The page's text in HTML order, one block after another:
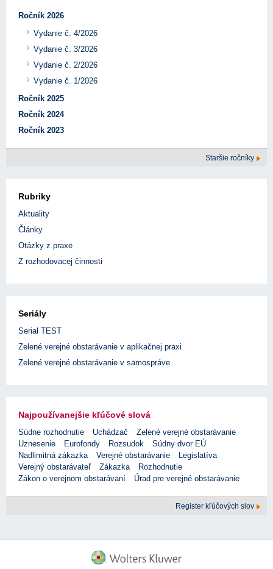
Ročník 2026
Vydanie č. 4/2026
Vydanie č. 3/2026
Vydanie č. 2/2026
Vydanie č. 1/2026
Ročník 2025
Ročník 2024
Ročník 2023
Staršie ročníky
Rubriky
Aktuality
Články
Otázky z praxe
Z rozhodovacej činnosti
Seriály
Serial TEST
Zelené verejné obstarávanie v aplikačnej praxi
Zelené verejné obstarávanie v samospráve
Najpoužívanejšie kľúčové slová
Súdne rozhodnutie Uchádzač
Zelené verejné obstarávanie
Uznesenie
Eurofondy Rozsudok
Súdny dvor EÚ
Nadlimitná zákazka
Verejné obstarávanie
Legislatíva
Verejný obstarávateľ
Zákazka
Rozhodnutie
Zákon o verejnom obstarávaní
Úrad pre verejné obstarávanie
Register kľúčových slov